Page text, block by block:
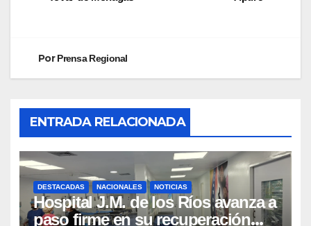
PorPrensa Regional
ENTRADA RELACIONADA
DESTACADAS NACIONALES NOTICIAS
Hospital J.M. de los Ríos avanza a
paso firme en su recuperación